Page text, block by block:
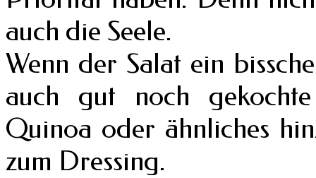
auch die Seele.
Wenn der Salat ein
auch gut noch
Quinoa oder ähnliches
zum Dressing.